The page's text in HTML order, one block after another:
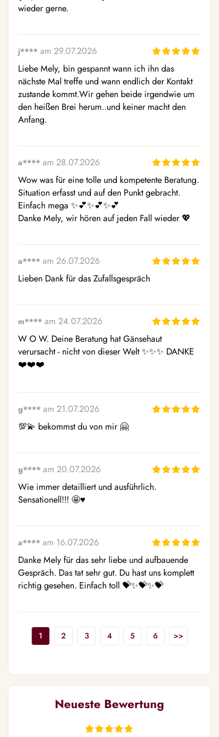
wieder gerne.
j**** am 29.07.2026
Liebe Mely, bin gespannt wann ich ihn das
nächste Mal treffe und wann endlich der Kontakt
zustande kommt.Wir gehen beide irgendwie um
den heißen Brei herum..und keiner macht den
Anfang.
a**** am 28.07.2026
Wow was für eine tolle und kompetente Beratung.
Situation erfasst und auf den Punkt gebracht.
Einfach mega ✨💕✨💕✨💕
Danke Mely, wir hören auf jeden Fall wieder 💖
a**** am 26.07.2026
Lieben Dank für das Zufallsgespräch
m**** am 24.07.2026
W O W. Deine Beratung hat Gänsehaut
verursacht - nicht von dieser Welt ✨✨✨ DANKE
❤️❤️❤️
g**** am 21.07.2026
💯💫 bekommst du von mir 🤗
g**** am 20.07.2026
Wie immer detailliert und ausführlich.
Sensationell!!! 🤩♥️
a**** am 16.07.2026
Danke Mely für das sehr liebe und aufbauende
Gespräch. Das tat sehr gut. Du hast uns komplett
richtig gesehen. Einfach toll 💝✨💝✨💝
1 2 3 4 5 6 >>
Neueste Bewertung